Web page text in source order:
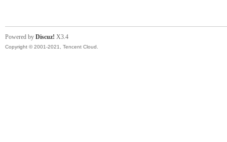
Powered by Discuz! X3.4
Copyright © 2001-2021, Tencent Cloud.